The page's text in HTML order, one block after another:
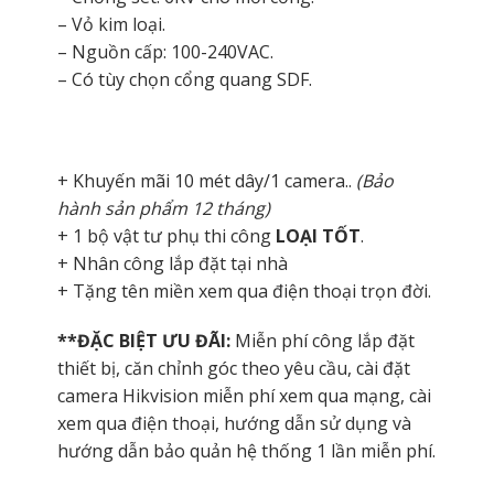
– Vỏ kim loại.
– Nguồn cấp: 100-240VAC.
– Có tùy chọn cổng quang SDF.
+ Khuyến mãi 10 mét dây/1 camera.. (Bảo
hành sản phẩm 12 tháng)
+ 1 bộ vật tư phụ thi công LOẠI TỐT.
+ Nhân công lắp đặt tại nhà
+ Tặng tên miền xem qua điện thoại trọn đời.
**ĐẶC BIỆT ƯU ĐÃI:Miễn phí công lắp đặt
thiết bị, căn chỉnh góc theo yêu cầu, cài đặt
camera Hikvision miễn phí xem qua mạng, cài
xem qua điện thoại, hướng dẫn sử dụng và
hướng dẫn bảo quản hệ thống 1 lần miễn phí.